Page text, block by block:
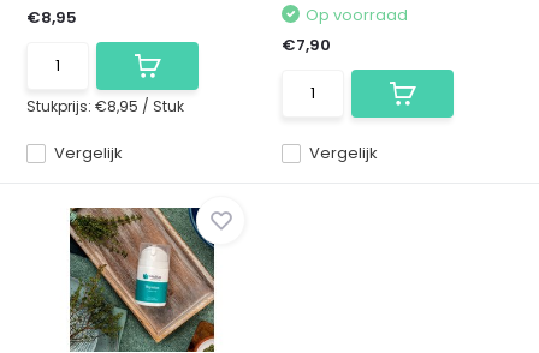
Vergelijk
€8,95
Stukprijs:€8,95 / Stuk
Vergelijk
Op voorraad
€7,90